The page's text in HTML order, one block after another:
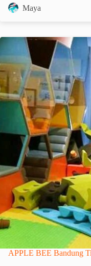
Maya
APPLE BEE Bandung